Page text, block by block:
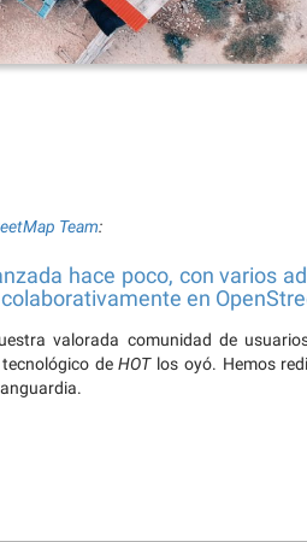
Team:
hace poco, con varios
en
valorada comunidad de
tecnológico deHOTlos oyó. Hemos